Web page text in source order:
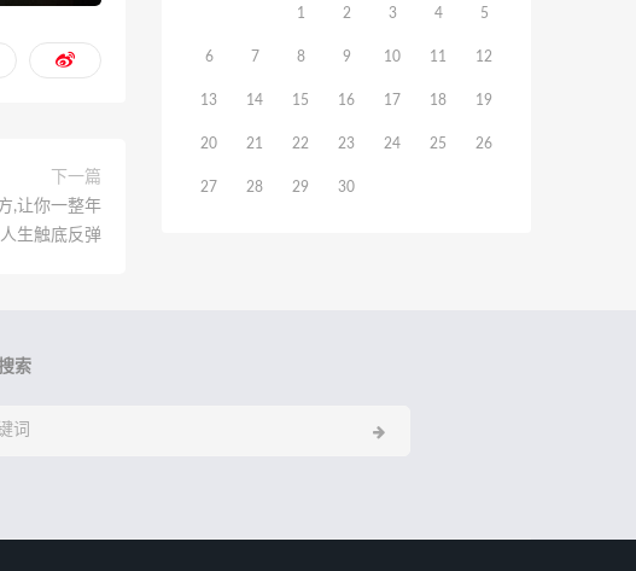
下一篇
,让你一整年
生触底反弹
1 2 3 4 5
6 7 8 9 10 11 12
13 14 15 16 17 18 19
20 21 22 23 24 25 26
27 28 29 30
索